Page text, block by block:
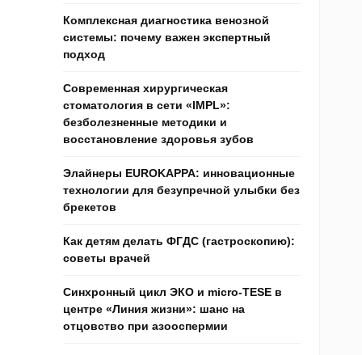
Комплексная диагностика венозной
системы: почему важен экспертный
подход
Современная хирургическая
стоматология в сети «IMPL»:
безболезненные методики и
восстановление здоровья зубов
Элайнеры EUROKAPPA: инновационные
технологии для безупречной улыбки без
брекетов
Как детям делать ФГДС (гастроскопию):
советы врачей
Синхронный цикл ЭКО и micro-TESE в
центре «Линия жизни»: шанс на
отцовство при азооспермии